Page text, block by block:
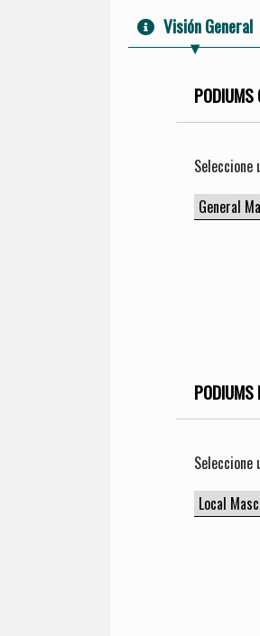
Visión General
PODIUMS
Seleccione
PODIUMS
Seleccione